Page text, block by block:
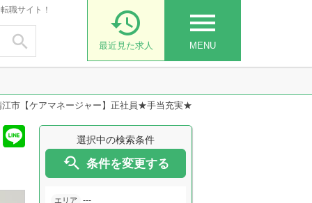
職サイト！

menu
MENU

最近見た求人
江市【ケアマネージャー】正社員★手当充実★
選択中の検索条件
 条件を変更する
エリア ---